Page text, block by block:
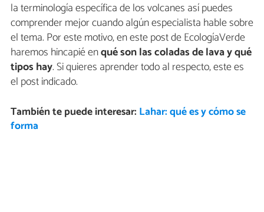
la terminología específica de los volcanes así puedes
comprender mejor cuando algún especialista hable sobre
el tema. Por este motivo, en este post de EcologíaVerde
haremos hincapié enqué sonlas coladas de lava y qué
tipos hay. Si quieres aprender todo al respecto, este es
el post indicado.
También te puede interesar: Lahar: qué es y cómo se
forma